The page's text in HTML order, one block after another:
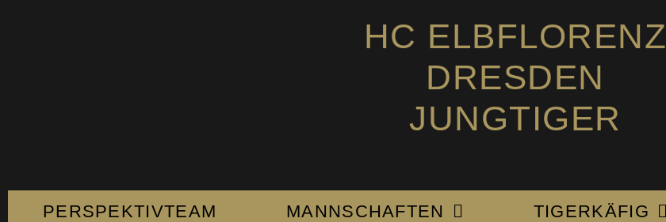
HC ELBFLORENZ
DRESDEN
JUNGTIGER
PERSPEKTIVTEAM MANNSCHAFTEN TIGERKÄFIG